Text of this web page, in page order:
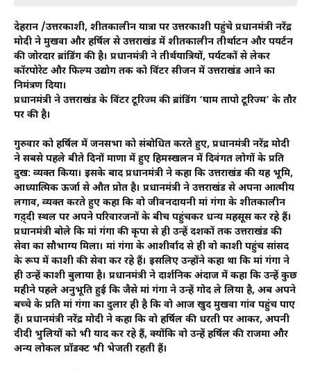
देहरादून /उत्तरकाशी, शीतकालीन यात्रा पर उत्तरकाशी पहुंचे प्रधानमंत्री नरेंद्र
मोदी ने मुखवा और हर्षिल से उत्तराखंड में शीतकालीन तीर्थाटन और पयर्टन
की जोरदार ब्रांडिंग की है। प्रधानमंत्री ने तीर्थयात्रियों, पर्यटकों से लेकर
कॉरपोरेट और फिल्म उद्योग तक को विंटर सीजन में उत्तराखंड आने का
निमंत्रण दिया।
प्रधानमंत्री ने उत्तराखंड के विंटर टूरिज्म की ब्रांडिंग ‘घाम तापो टूरिज्म’ के तौर
पर की है।
गुरुवार को हर्षिल में जनसभा को संबोधित करते हुए, प्रधानमंत्री नरेंद्र मोदी
ने सबसे पहले बीते दिनों माणा में हुए हिमस्खलन में दिवंगत लोगों के प्रति
दुख: व्यक्त किया। इसके बाद प्रधानमंत्री ने कहा कि उत्तराखंड की यह भूमि,
आध्यात्मिक ऊर्जा से औत प्रोत है। प्रधानमंत्री ने उत्तराखंड से अपना आत्मीय
लगाव, व्यक्त करते हुए कहा कि वो जीवनदायनी मां गंगा के शीतकालीन
गद़्दी स्थल पर अपने परिवारजनों के बीच पहुंचकर धन्य महसूस कर रहे हैं।
प्रधानमंत्री बोले कि मां गंगा की कृपा से ही उन्हें दशकों तक उत्तराखंड की
सेवा का सौभाग्य मिला। मां गंगा के आशीर्वाद से ही वो काशी पहुंच सांसद
के रूप में काशी की सेवा कर रहे हैं। इसलिए उन्होंने कहा था कि मां गंगा ने
ही उन्हें काशी बुलाया है। प्रधानमंत्री ने दार्शनिक अंदाज में कहा कि उन्हें कुछ
महीने पहले अनुभूति हुई कि जैसे मां गंगा ने उन्हें गोद ले लिया है, अब अपने
बच्चे के प्रति मां गंगा का दुलार ही है कि वो आज खुद मुखवा गांव पहुंच पाए
हैं। प्रधानमंत्री नरेंद्र मोदी ने कहा कि वो हर्षिल की धरती पर आकर, अपनी
दीदी भुलियों को भी याद कर रहे हैं, क्योंकि वो उन्हें हर्षिल की राजमा और
अन्य लोकल प्रॉडक्ट भी भेजती रहती हैं।